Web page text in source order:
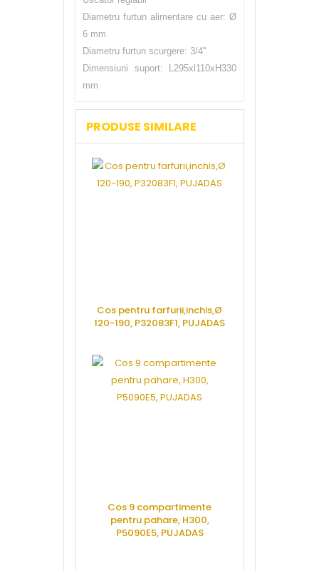
Diametru furtun alimentare cu aer: Ø
6 mm
Diametru furtun scurgere: 3/4''
Dimensiuni suport: L295xl110xH330
mm
PRODUSE SIMILARE
Cos pentru farfurii,inchis,Ø
120-190, P32083F1, PUJADAS
Cos 9 compartimente
pentru pahare, H300,
P5090E5, PUJADAS